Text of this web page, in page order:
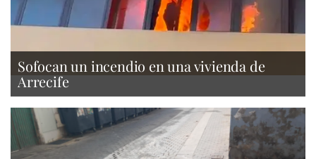
Sofocan un incendio en una vivienda de
Arrecife